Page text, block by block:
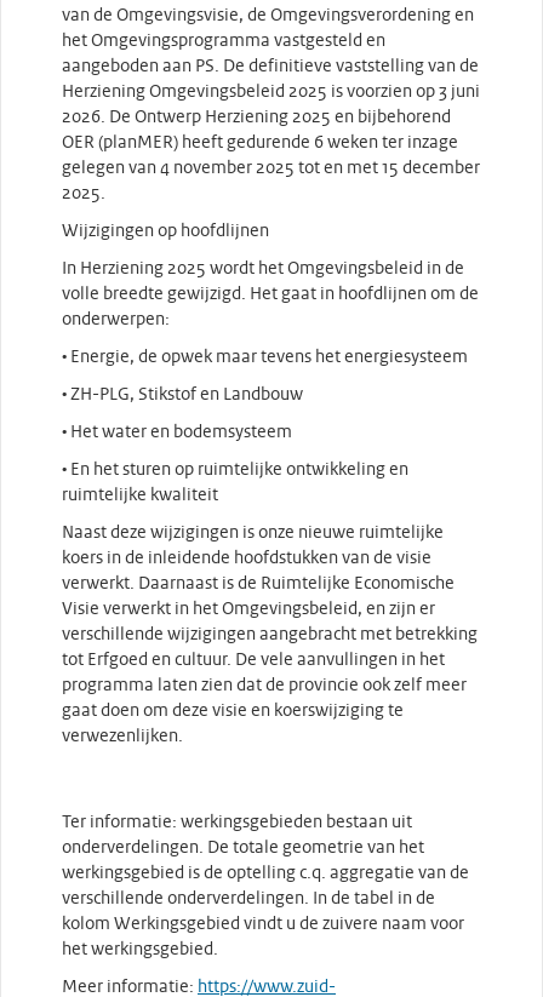
van de Omgevingsvisie, de Omgevingsverordening en
het Omgevingsprogramma vastgesteld en
aangeboden aan PS. De definitieve vaststelling van de
Herziening Omgevingsbeleid 2025 is voorzien op 3 juni
2026. De Ontwerp Herziening 2025 en bijbehorend
OER (planMER) heeft gedurende 6 weken ter inzage
gelegen van 4 november 2025 tot en met 15 december
2025.
Wijzigingen op hoofdlijnen
In Herziening 2025 wordt het Omgevingsbeleid in de
volle breedte gewijzigd. Het gaat in hoofdlijnen om de
onderwerpen:
• Energie, de opwek maar tevens het energiesysteem
• ZH-PLG, Stikstof en Landbouw
• Het water en bodemsysteem
• En het sturen op ruimtelijke ontwikkeling en
ruimtelijke kwaliteit
Naast deze wijzigingen is onze nieuwe ruimtelijke
koers in de inleidende hoofdstukken van de visie
verwerkt. Daarnaast is de Ruimtelijke Economische
Visie verwerkt in het Omgevingsbeleid, en zijn er
verschillende wijzigingen aangebracht met betrekking
tot Erfgoed en cultuur. De vele aanvullingen in het
programma laten zien dat de provincie ook zelf meer
gaat doen om deze visie en koerswijziging te
verwezenlijken.
Ter informatie: werkingsgebieden bestaan uit
onderverdelingen. De totale geometrie van het
werkingsgebied is de optelling c.q. aggregatie van de
verschillende onderverdelingen. In de tabel in de
kolom Werkingsgebied vindt u de zuivere naam voor
het werkingsgebied.
Meer informatie: https://www.zuid-